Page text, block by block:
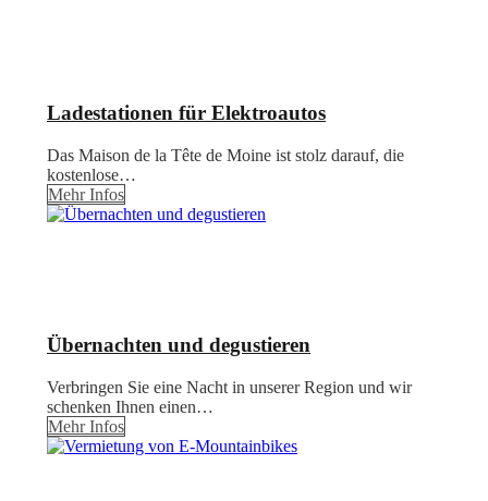
Ladestationen für Elektroautos
Das Maison de la Tête de Moine ist stolz darauf, die
kostenlose…
Mehr Infos
Übernachten und degustieren
Verbringen Sie eine Nacht in unserer Region und wir
schenken Ihnen einen…
Mehr Infos